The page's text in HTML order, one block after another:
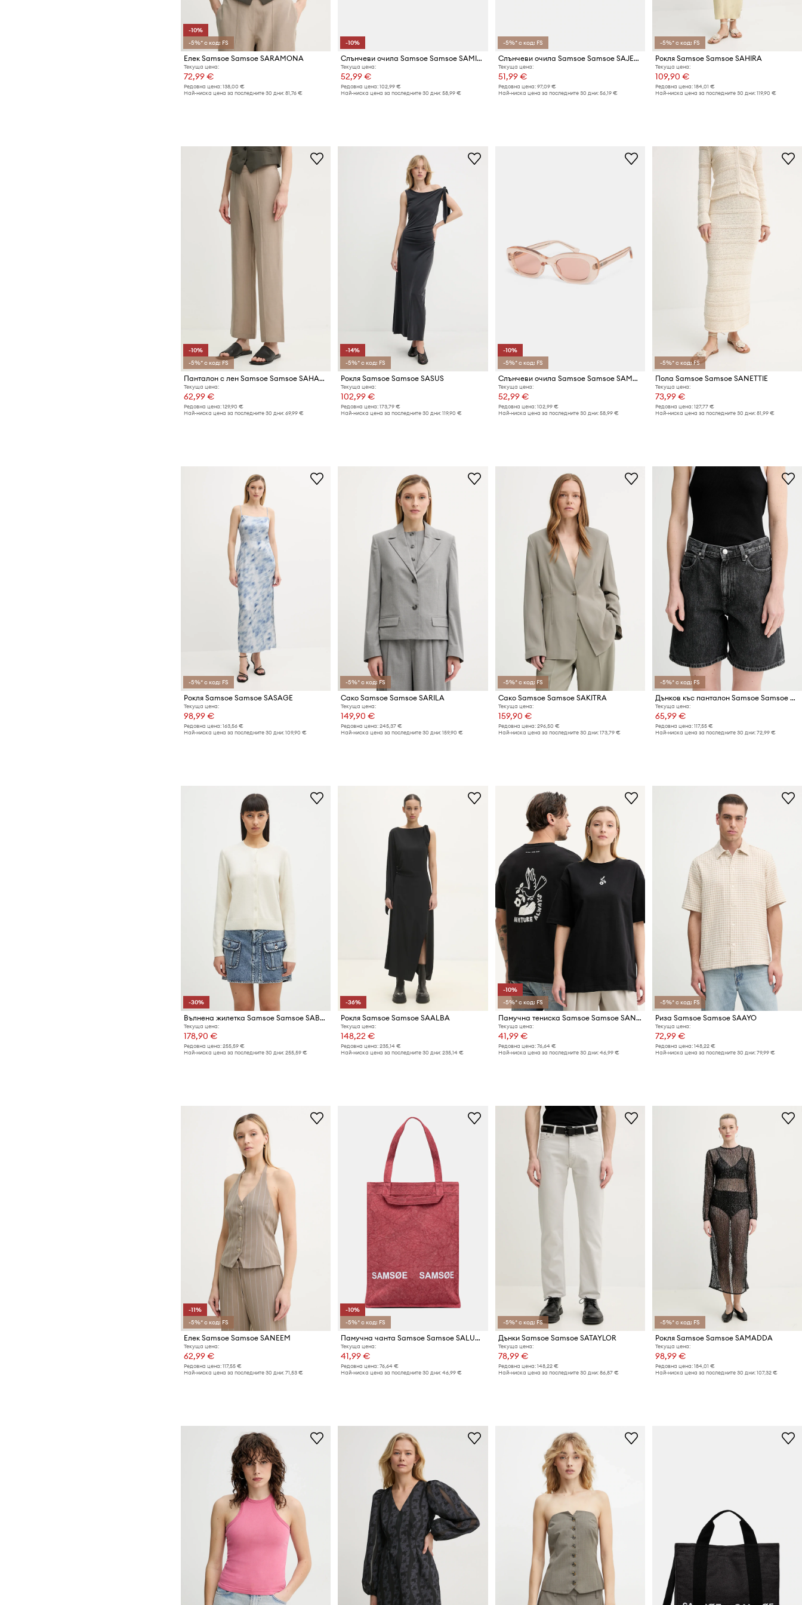
-10%
-5%* с код: FS
Елек Samsoe Samsoe SARAMONA
Текуща цена:
72,99 €
Редовна цена: 138,00 €
Най-ниска цена за последните 30 дни: 81,76 €
-10%
Слънчеви очила Samsoe Samsoe SAMILO
Текуща цена:
52,99 €
Редовна цена: 102,99 €
Най-ниска цена за последните 30 дни: 58,99 €
-5%* с код: FS
Слънчеви очила Samsoe Samsoe SAJESSIE
Текуща цена:
51,99 €
Редовна цена: 97,09 €
Най-ниска цена за последните 30 дни: 56,19 €
-5%* с код: FS
Рокля Samsoe Samsoe SAHIRA
Текуща цена:
109,90 €
Редовна цена: 184,01 €
Най-ниска цена за последните 30 дни: 119,90 €
-10%
-5%* с код: FS
Панталон с лен Samsoe Samsoe SAHANI
Текуща цена:
62,99 €
Редовна цена: 129,90 €
Най-ниска цена за последните 30 дни: 69,99 €
-14%
-5%* с код: FS
Рокля Samsoe Samsoe SASUS
Текуща цена:
102,99 €
Редовна цена: 173,79 €
Най-ниска цена за последните 30 дни: 119,90 €
-10%
-5%* с код: FS
Слънчеви очила Samsoe Samsoe SAMAEVE
Текуща цена:
52,99 €
Редовна цена: 102,99 €
Най-ниска цена за последните 30 дни: 58,99 €
-5%* с код: FS
Пола Samsoe Samsoe SANETTIE
Текуща цена:
73,99 €
Редовна цена: 127,77 €
Най-ниска цена за последните 30 дни: 81,99 €
-5%* с код: FS
Рокля Samsoe Samsoe SASAGE
Текуща цена:
98,99 €
Редовна цена: 163,56 €
Най-ниска цена за последните 30 дни: 109,90 €
-5%* с код: FS
Сако Samsoe Samsoe SARILA
Текуща цена:
149,90 €
Редовна цена: 245,37 €
Най-ниска цена за последните 30 дни: 159,90 €
-5%* с код: FS
Сако Samsoe Samsoe SAKITRA
Текуща цена:
159,90 €
Редовна цена: 296,50 €
Най-ниска цена за последните 30 дни: 173,79 €
-5%* с код: FS
Дънков къс панталон Samsoe Samsoe SASHELLY
Текуща цена:
65,99 €
Редовна цена: 117,55 €
Най-ниска цена за последните 30 дни: 72,99 €
-30%
Вълнена жилетка Samsoe Samsoe SABOSTON
Текуща цена:
178,90 €
Редовна цена: 255,59 €
Най-ниска цена за последните 30 дни: 255,59 €
-36%
Рокля Samsoe Samsoe SAALBA
Текуща цена:
148,22 €
Редовна цена: 235,14 €
Най-ниска цена за последните 30 дни: 235,14 €
-10%
-5%* с код: FS
Памучна тениска Samsoe Samsoe SANATURE
Текуща цена:
41,99 €
Редовна цена: 76,64 €
Най-ниска цена за последните 30 дни: 46,99 €
-5%* с код: FS
Риза Samsoe Samsoe SAAYO
Текуща цена:
72,99 €
Редовна цена: 148,22 €
Най-ниска цена за последните 30 дни: 79,99 €
-11%
-5%* с код: FS
Елек Samsoe Samsoe SANEEM
Текуща цена:
62,99 €
Редовна цена: 117,55 €
Най-ниска цена за последните 30 дни: 71,53 €
-10%
-5%* с код: FS
Памучна чанта Samsoe Samsoe SALUCCA
Текуща цена:
41,99 €
Редовна цена: 76,64 €
Най-ниска цена за последните 30 дни: 46,99 €
-5%* с код: FS
Дънки Samsoe Samsoe SATAYLOR
Текуща цена:
78,99 €
Редовна цена: 148,22 €
Най-ниска цена за последните 30 дни: 86,87 €
-5%* с код: FS
Рокля Samsoe Samsoe SAMADDA
Текуща цена:
98,99 €
Редовна цена: 184,01 €
Най-ниска цена за последните 30 дни: 107,32 €